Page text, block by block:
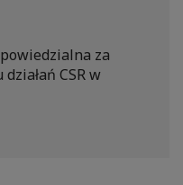
za
CSR w